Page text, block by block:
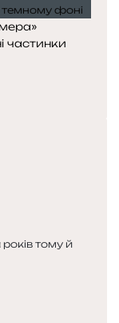
частинки
тому й